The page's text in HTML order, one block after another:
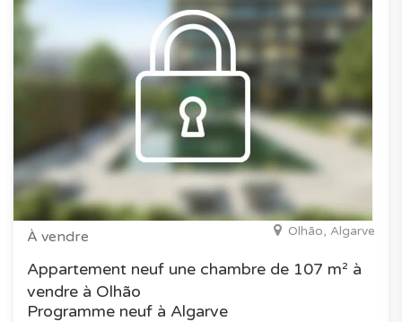
À vendre Olhão, Algarve
Appartement neuf une chambre de 107 m² à
vendre à Olhão
Programme neuf à Algarve